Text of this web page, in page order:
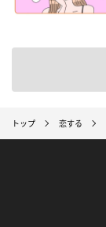
トップ 恋する